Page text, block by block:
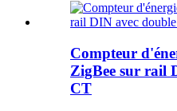
Compteur
ZigBee sur rail
CT